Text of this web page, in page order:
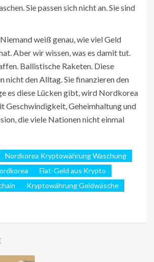
Sie passen sich nicht an. Sie sind
weiß genau, wie viel Geld
Aber wir wissen, was es damit tut.
Ballistische Raketen. Diese
nicht den Alltag. Sie finanzieren den
es diese Lücken gibt, wird Nordkorea
Geschwindigkeit, Geheimhaltung und
die viele Nationen nicht einmal
Nordkorea Kryptowährung Waschung
Fiat-Geld aus Krypto
Kryptowährung Geldwäsche